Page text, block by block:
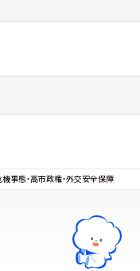
事態・高市政権・外交安全保障